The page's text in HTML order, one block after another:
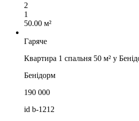
2
1
50.00 м²
Гаряче
Квартира 1 спальня 50 м² у
Бенідорм
190 000
id b-1212